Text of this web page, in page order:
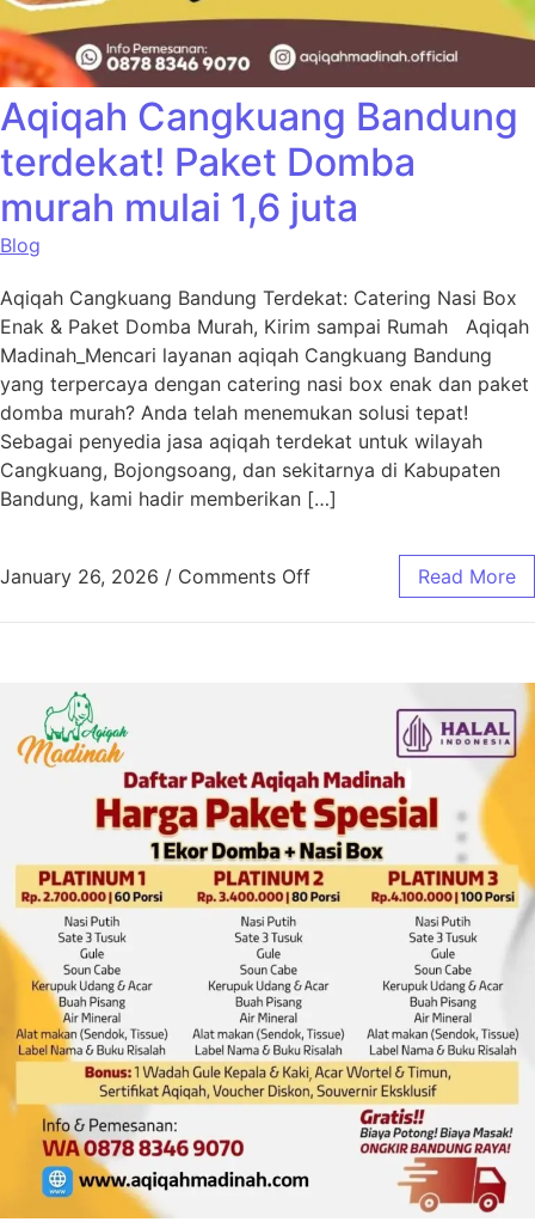
Aqiqah Cangkuang Bandung
terdekat! Paket Domba
murah mulai 1,6 juta
Blog
Aqiqah Cangkuang Bandung Terdekat: Catering Nasi Box
Enak & Paket Domba Murah, Kirim sampai Rumah Aqiqah
Madinah_Mencari layanan aqiqah Cangkuang Bandung
yang terpercaya dengan catering nasi box enak dan paket
domba murah? Anda telah menemukan solusi tepat!
Sebagai penyedia jasa aqiqah terdekat untuk wilayah
Cangkuang, Bojongsoang, dan sekitarnya di Kabupaten
Bandung, kami hadir memberikan […]
January 26, 2026 / Comments Off Read More